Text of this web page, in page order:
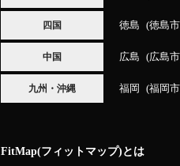
四国 徳島 徳島市
中国 広島 広島市
九州・沖縄 福岡 福岡市
FitMap(フィットマップ)とは